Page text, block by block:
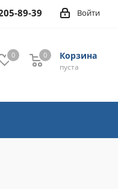
Войти
89-39
0 Корзина
0
пуста
0